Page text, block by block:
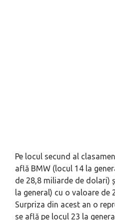
Pe locul secund al
află BMW (locul 14 la
de 28,8 miliarde de dolari)
la general) cu o valoare de
Surpriza din acest an o
se află pe locul 23 la